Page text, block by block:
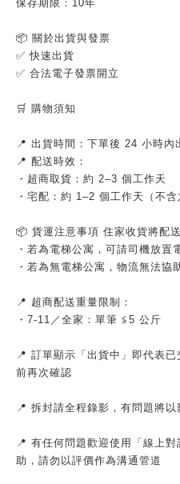
保存期限：10年
📦 關於出貨與發票
✅ 快速出貨
✅ 合法電子發票開立
🛒 購物須知
📍 出貨時間：下單後 24 小時內
📍 配送時效：
・超商取貨：約 2–3 個工作天
・宅配：約 1–2 個工作天（不含
📦 貨運注意事項 住家收貨將配
・若為電梯公寓，可請司機放置
・若為無電梯公寓，物流無法協
📍 超商配送重量限制：
・7-11／全家：單筆 ≦5 公斤
📍 訂單顯示「出貨中」即代表
前再次確認
📍 拆封請全程錄影，有問題將
📍 有任何問題歡迎使用「線上
助，請勿以評價作為溝通管道